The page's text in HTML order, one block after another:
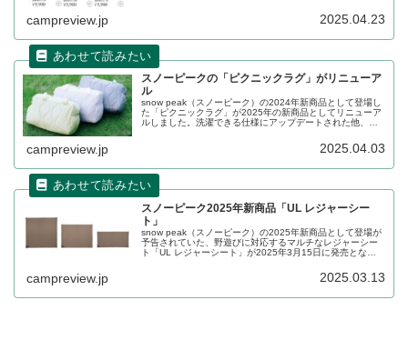
ンバーナーセット」、「ほおずきセット」3種が新たに追加
campreview.jp 2025.04.23
スノーピークの「ピクニックラグ」がリニューア
ル
snow peak（スノーピーク）の2024年新商品として登場し
た「ピクニックラグ」が2025年の新商品としてリニューア
ルしました。洗濯できる仕様にアップデートされた他、ラ
開となっています。詳細をレビューします。
campreview.jp 2025.04.03
スノーピーク2025年新商品「UL レジャーシー
ト」
snow peak（スノーピーク）の2025年新商品として登場が
予告されていた、野遊びに対応するマルチなレジャーシー
ト「UL レジャーシート」が2025年3月15日に発売となり
水性と撥水性を強化したレジャーシートです。詳細をレビ
campreview.jp 2025.03.13